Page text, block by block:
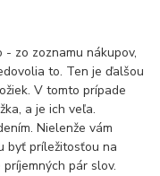
batéria
stojaca vaňa
Bez DPH
szco nakup bez dph
nákup bez dph v eu ň
zo zoznamu nákupov,
to. Ten je ďalšou
V tomto prípade
a je ich veľa.
Nielenže vám
byť príležitosťou na
pár slov.